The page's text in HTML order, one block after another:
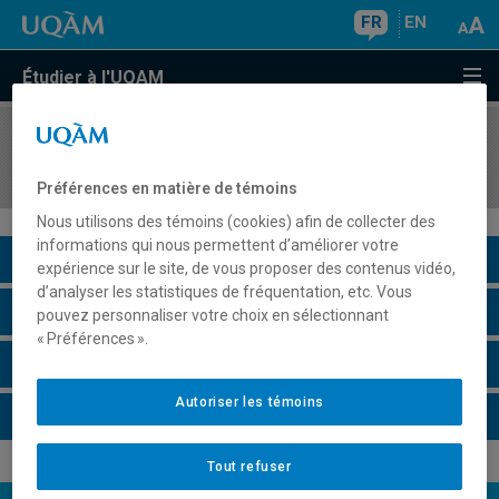
FR EN
Étudier à l'UQAM
COURS//
Description du cours
Horaire - Été 2026
Préférences en matière de témoins
Nous utilisons des témoins (cookies) afin de collecter des
informations qui nous permettent d’améliorer votre
expérience sur le site, de vous proposer des contenus vidéo,
d’analyser les statistiques de fréquentation, etc. Vous
pouvez personnaliser votre choix en sélectionnant
« Préférences ».
Tout refuser
Autoriser les témoins